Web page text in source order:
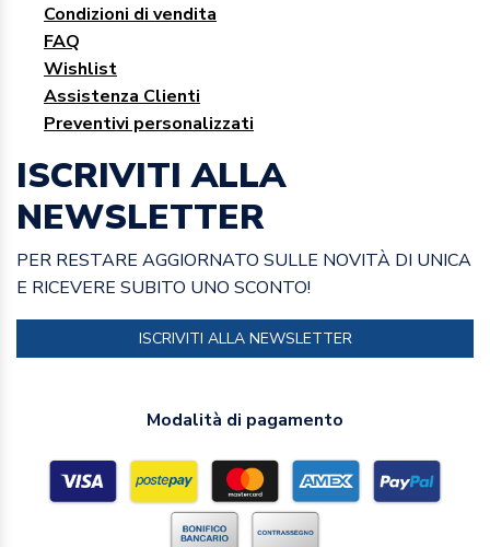
Condizioni di vendita
FAQ
Wishlist
Assistenza Clienti
Preventivi personalizzati
ISCRIVITI ALLA
NEWSLETTER
PER RESTARE AGGIORNATO SULLE NOVITÀ DI UNICA
E RICEVERE SUBITO UNO SCONTO!
ISCRIVITI ALLA NEWSLETTER
Modalità di pagamento